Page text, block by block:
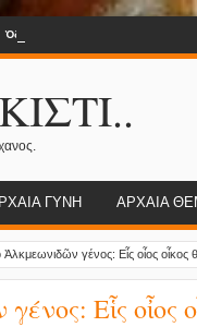
Ὁδὸς Τριπόδων.
ΓΥΝΗ ΑΡΧΑΙΑ
Ἀλκμεωνιδῶν γένος: Εἷς οἶος οἶκος
Εἷς οἶος